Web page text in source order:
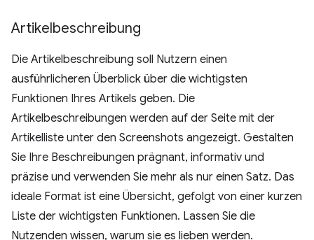
Artikelbeschreibung
Die Artikelbeschreibung soll Nutzern einen
ausführlicheren Überblick über die wichtigsten
Funktionen Ihres Artikels geben. Die
Artikelbeschreibungen werden auf der Seite mit der
Artikelliste unter den Screenshots angezeigt. Gestalten
Sie Ihre Beschreibungen prägnant, informativ und
präzise und verwenden Sie mehr als nur einen Satz. Das
ideale Format ist eine Übersicht, gefolgt von einer kurzen
Liste der wichtigsten Funktionen. Lassen Sie die
Nutzenden wissen, warum sie es lieben werden.